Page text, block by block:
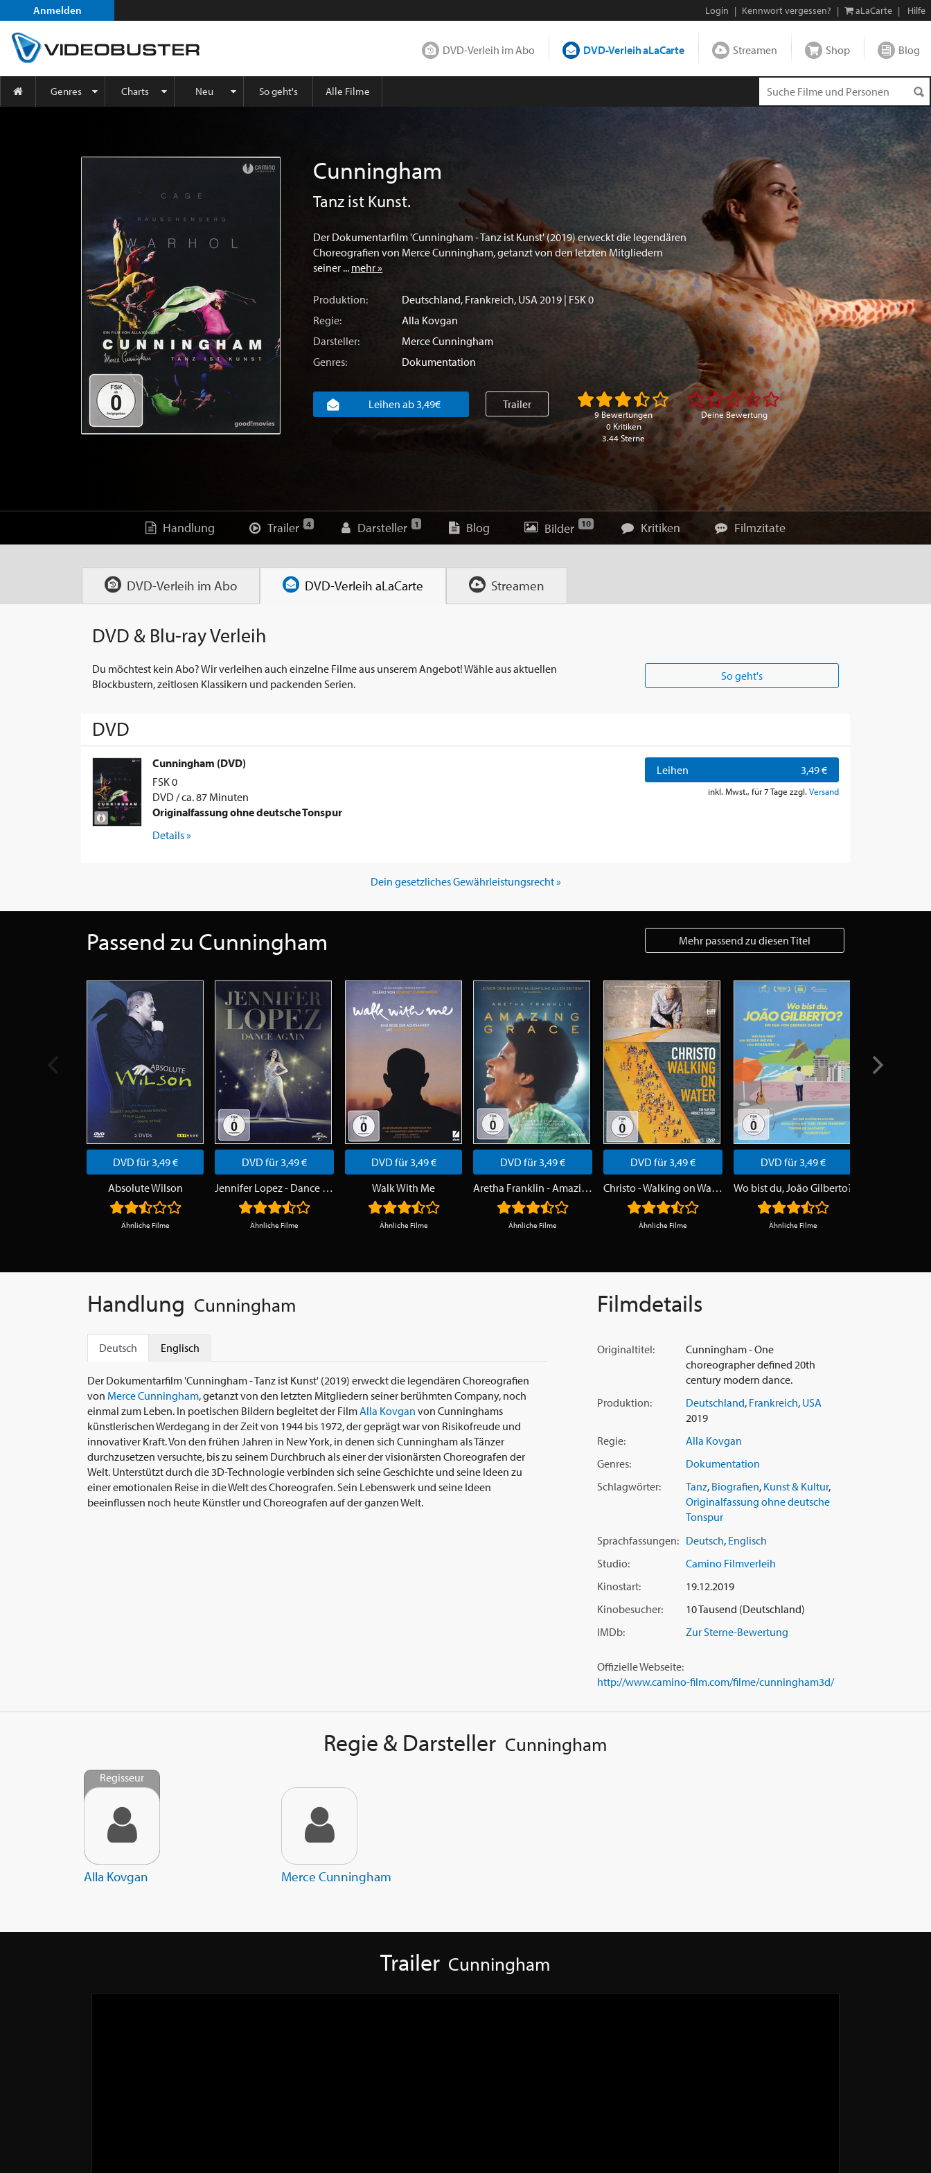
Anmelden Login | Kennwort vergessen? | aLaCarte | Hilfe
DVD-Verleih im Abo DVD-Verleih aLaCarte Streamen Shop Blog
Genres Charts Neu So geht's Alle Filme
Cunningham
Tanz ist Kunst.
Der Dokumentarfilm 'Cunningham - Tanz ist Kunst' (2019) erweckt die legendären
Choreografien von Merce Cunningham, getanzt von den letzten Mitgliedern
seiner ... mehr »
Produktion: Deutschland, Frankreich, USA2019 | FSK 0
Regie:
Alla Kovgan
Darsteller:
Merce Cunningham
Genres:
Dokumentation
Leihen ab 3,49€ Trailer
9 Bewertungen
0 Kritiken
3.44 Sterne
Deine Bewertung
Handlung Trailer 4 Darsteller 1 Blog Bilder 10 Kritiken Filmzitate
DVD-Verleih im Abo DVD-Verleih aLaCarte Streamen
DVD & Blu-ray Verleih
Du möchtest kein Abo? Wir verleihen auch einzelne Filme aus unserem Angebot! Wähle aus aktuellen
Blockbustern, zeitlosen Klassikern und packenden Serien.
So geht's
DVD
Cunningham (DVD)
FSK 0
DVD / ca. 87 Minuten
Originalfassung ohne deutsche Tonspur
Details »
Leihen 3,49 €
inkl. Mwst., für 7 Tage zzgl. Versand
Dein gesetzliches Gewährleistungsrecht »
Passend zu Cunningham Mehr passend zu diesen Titel
DVD für 3,49 €
Absolute Wilson
Ähnliche Filme
DVD für 3,49 €
Jennifer Lopez - Dance Again
Ähnliche Filme
DVD für 3,49 €
Walk With Me
Ähnliche Filme
DVD für 3,49 €
Aretha Franklin - Amazing Grace
Ähnliche Filme
DVD für 3,49 €
Christo - Walking on Water
Ähnliche Filme
DVD für 3,49 €
Wo bist du, João Gilberto?
Ähnliche Filme
Handlung Cunningham
Deutsch Englisch
Der Dokumentarfilm 'Cunningham - Tanz ist Kunst' (2019) erweckt die legendären Choreografien
von Merce Cunningham, getanzt von den letzten Mitgliedern seiner berühmten Company, noch
einmal zum Leben. In poetischen Bildern begleitet der FilmAlla Kovgan von Cunninghams
künstlerischen Werdegang in der Zeit von 1944 bis 1972, der geprägt war von Risikofreude und
innovativer Kraft. Von den frühen Jahren in New York, in denen sich Cunningham als Tänzer
durchzusetzen versuchte, bis zu seinem Durchbruch als einer der visionärsten Choreografen der
Welt. Unterstützt durch die 3D-Technologie verbinden sich seine Geschichte und seine Ideen zu
einer emotionalen Reise in die Welt des Choreografen. Sein Lebenswerk und seine Ideen
beeinflussen noch heute Künstler und Choreografen auf der ganzen Welt.
Filmdetails
Originaltitel:
Cunningham - One
choreographer defined 20th
century modern dance.
Produktion:
Deutschland, Frankreich, USA
2019
Regie:
Alla Kovgan
Genres:
Dokumentation
Schlagwörter:
Tanz, Biografien, Kunst & Kultur,
Originalfassung ohne deutsche
Tonspur
Sprachfassungen: Deutsch, Englisch
Studio:
Camino Filmverleih
Kinostart:
19.12.2019
Kinobesucher:
10 Tausend (Deutschland)
IMDb:
Zur Sterne-Bewertung
Offizielle Webseite:
http://www.camino-film.com/filme/cunningham3d/
Regie & Darsteller Cunningham
Regisseur
Alla Kovgan Merce Cunningham
Trailer Cunningham